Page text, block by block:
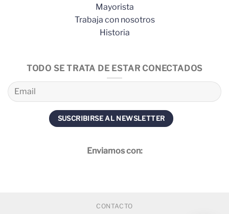
Mayorista
Trabaja con nosotros
Historia
TODO SE TRATA DE ESTAR CONECTADOS
Enviamos con:
CONTACTO